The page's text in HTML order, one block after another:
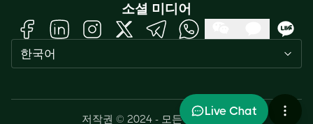
소셜 미디어
한국어
저작권 © 2024 - 모든 권리 보유.
1
Live Chat